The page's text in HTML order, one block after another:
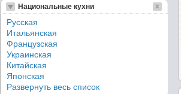
Национальные кухни
Русская
Итальянская
Французская
Украинская
Китайская
Японская
Развернуть весь список